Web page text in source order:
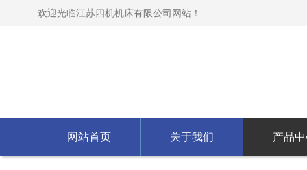
欢迎光临江苏四机机床有限公司网站！
网站首页 关于我们 产品